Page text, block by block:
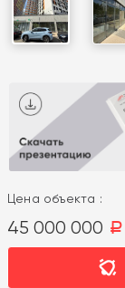
Цена объекта :
45 000 000 a